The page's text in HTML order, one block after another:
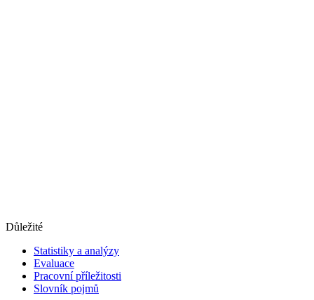
Důležité
Statistiky a analýzy
Evaluace
Pracovní příležitosti
Slovník pojmů